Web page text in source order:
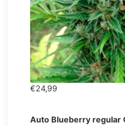
€24,99
Auto Blueberry regular